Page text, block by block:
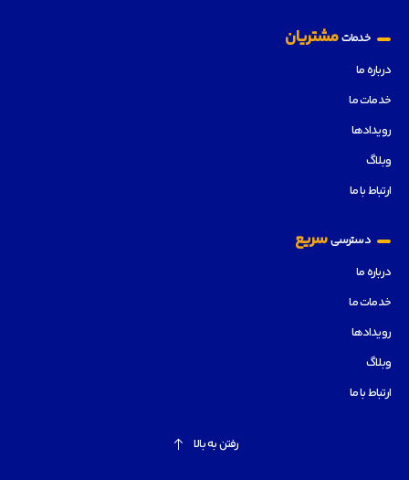
خدماتمشتریان
درباره ما
خدمات ما
رویدادها
وبلاگ
ارتباط با ما
دسترسیسریع
درباره ما
خدمات ما
رویدادها
وبلاگ
ارتباط با ما
رفتن به بالا